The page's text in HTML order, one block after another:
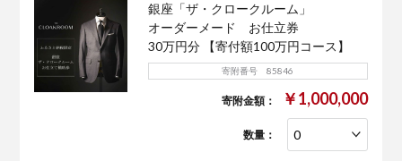
銀座「ザ・クロークルーム」
オーダーメード お仕立券
30万円分 【寄付額100万円コース】
寄附番号 85846
寄附金額： ￥1,000,000
数量：